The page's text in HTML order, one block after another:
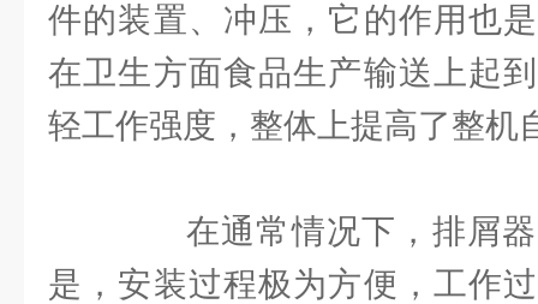
件的装置、冲压，它的作用也
在卫生方面食品生产输送上起
轻工作强度，整体上提高了整机
在通常情况下，排屑器
是，安装过程极为方便，工作